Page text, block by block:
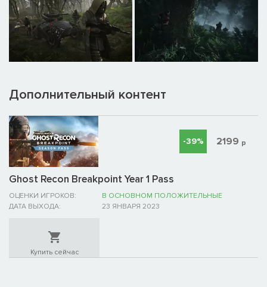
Дополнительный контент
Ghost Recon Breakpoint Year 1 Pass
ОЦЕНКИ ИГРОКОВ:
В ОСНОВНОМ ПОЛОЖИТЕЛЬНЫЕ
ДАТА ВЫХОДА:
23 ЯНВАРЯ 2023
-39% 2199 р
Купить сейчас